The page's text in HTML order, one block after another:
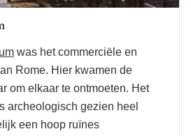
was het commerciële en
Rome. Hier kwamen de
om elkaar te ontmoeten. Het
archeologisch gezien heel
een hoop ruïnes